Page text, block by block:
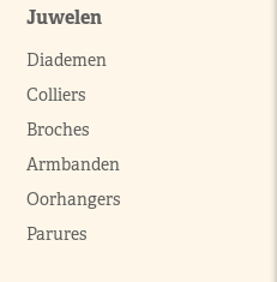
Juwelen
Diademen
Colliers
Broches
Armbanden
Oorhangers
Parures